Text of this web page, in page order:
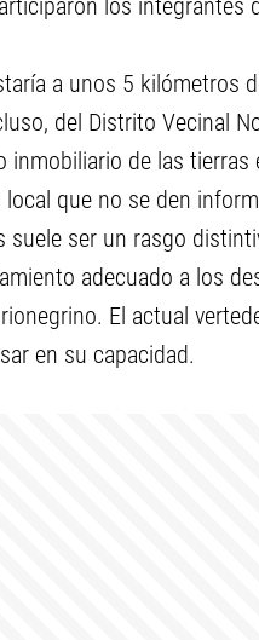
los integrantes
a unos 5 kilómetros
del Distrito Vecinal
de las
que no se den
ser un rasgo
adecuado a los
El actual
en su capacidad.